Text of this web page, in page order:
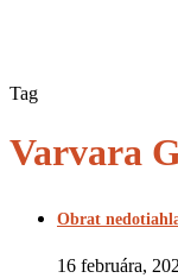
Tag
Varvara
Obrat
16 februára,